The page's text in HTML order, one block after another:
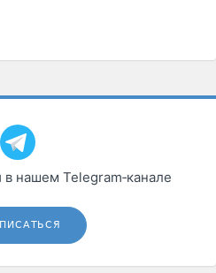
в нашем Telegram‑канале